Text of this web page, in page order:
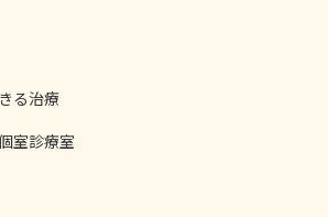
る治療
室診療室